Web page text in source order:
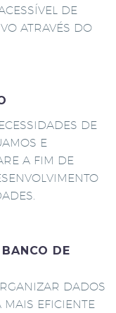
DE
ATRAVÉS DO
DE
E
A FIM DE
DE
DADOS
EFICIENTE